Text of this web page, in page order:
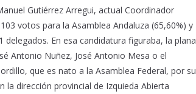
Gutiérrez Arregui, actual Coordinador
votos para la Asamblea Andaluza (65,60%) y
En esa candidatura figuraba, la plana
Antonio Nuñez, José Antonio Mesa o el
que es nato a la Asamblea Federal, por su
dirección provincial de Izquieda Abierta